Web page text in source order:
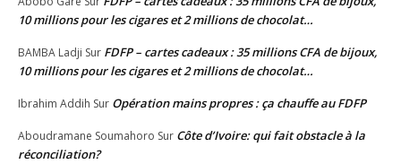
10 millions pour les cigares et 2 millions de chocolat…
BAMBA Ladji Sur FDFP – cartes cadeaux : 35 millions CFA de bijoux,
10 millions pour les cigares et 2 millions de chocolat…
Ibrahim Addih Sur Opération mains propres : ça chauffe au FDFP
Aboudramane Soumahoro Sur Côte d’Ivoire: qui fait obstacle à la
réconciliation?